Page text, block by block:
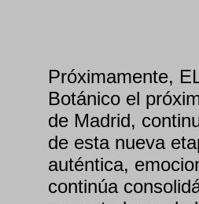
Próximamente,
Botánico el
de Madrid,
de esta nueva
auténtica,
continúa